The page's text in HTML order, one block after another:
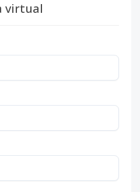
virtual